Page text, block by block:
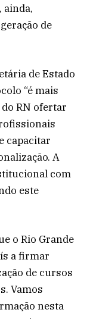
ainda,
de
de Estado
“é mais
RN ofertar
capacitar
A
com
este
o Rio Grande
a firmar
de cursos
Vamos
nesta